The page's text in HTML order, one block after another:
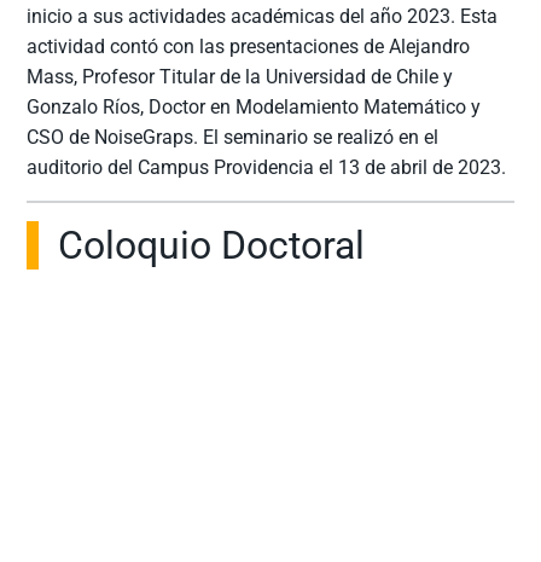
inicio a sus actividades académicas del año 2023. Esta
actividad contó con las presentaciones de Alejandro
Mass, Profesor Titular de la Universidad de Chile y
Gonzalo Ríos, Doctor en Modelamiento Matemático y
CSO de NoiseGraps. El seminario se realizó en el
auditorio del Campus Providencia el 13 de abril de 2023.
Coloquio Doctoral